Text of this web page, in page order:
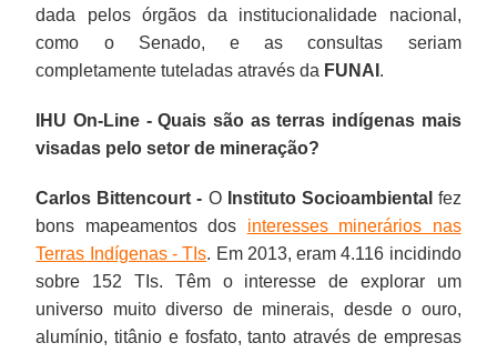
dada pelos órgãos da institucionalidade nacional,
como o Senado, e as consultas seriam
completamente tuteladas através da FUNAI .
IHU On-Line - Quais são as terras indígenas mais
visadas pelo setor de mineração?
Carlos Bittencourt - O Instituto Socioambiental fez
bons mapeamentos dos interesses minerários nas
Terras Indígenas - TIs. Em 2013, eram 4.116 incidindo
sobre 152 TIs. Têm o interesse de explorar um
universo muito diverso de minerais, desde o ouro,
alumínio, titânio e fosfato, tanto através de empresas